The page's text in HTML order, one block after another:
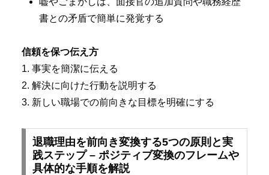
書との矛盾で簡単に発覚する
信頼を保つ伝え方
1. 事実を簡潔に伝える
2. 解決に向けた行動を説明する
3. 新しい職場での前向きな目標を明確にする
退職理由を前向き変換する5つの原則と実
践ステップ – ポジティブ変換のフレームや
具体的な手順を解説